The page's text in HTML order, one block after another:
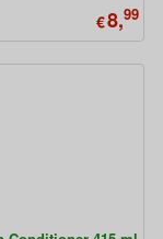
€8,99